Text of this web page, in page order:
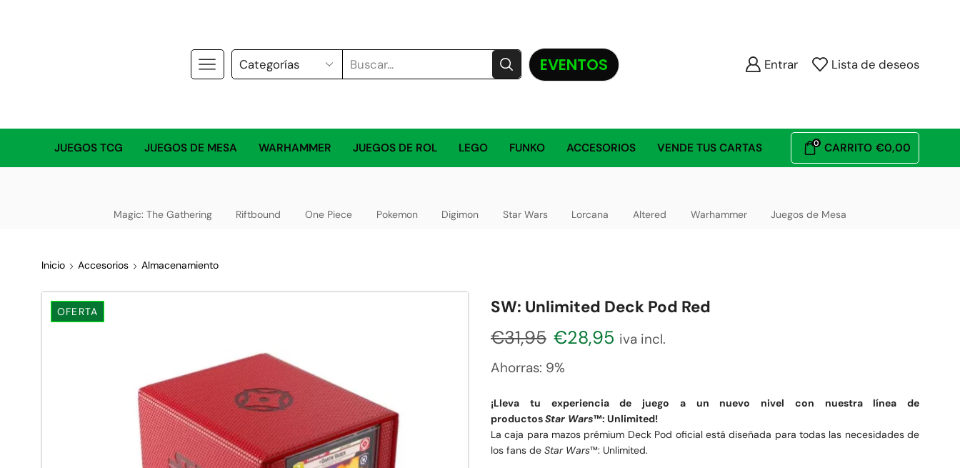
EVENTOS Entrar Lista de deseos
JUEGOS TCG JUEGOS DE MESA WARHAMMER JUEGOS DE ROL LEGO FUNKO ACCESORIOS VENDE TUS CARTAS 0 CARRITO €0,00
Magic: The Gathering Riftbound One Piece Pokemon Digimon Star Wars Lorcana Altered Warhammer Juegos de Mesa
Inicio Accesorios Almacenamiento
OFERTA SW: Unlimited Deck Pod Red
€31,95 €28,95 iva incl.
Ahorras: 9%
¡Lleva tu experiencia de juego a un nuevo nivel con nuestra línea de
productosStar Wars™: Unlimited!
La caja para mazos prémium Deck Pod oficial está diseñada para todas las necesidades de
los fans de Star Wars™: Unlimited.